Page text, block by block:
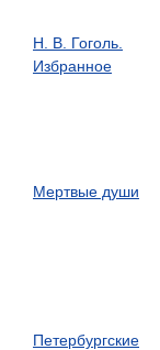
Н. В. Гоголь.
Избранное
Мертвые души
Петербургские